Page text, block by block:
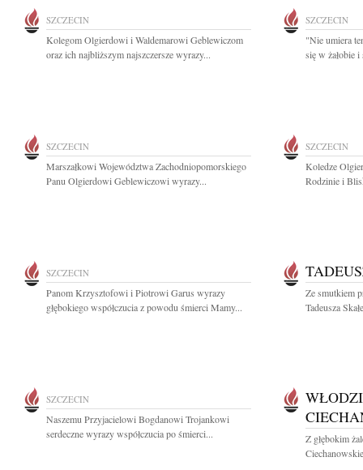
SZCZECIN
Kolegom Olgierdowi i Waldemarowi Geblewiczom
oraz ich najbliższym najszczersze wyrazy...
SZCZECIN
"Nie umiera
się w żałobie
SZCZECIN
Marszałkowi Województwa Zachodniopomorskiego
Panu Olgierdowi Geblewiczowi wyrazy...
SZCZECIN
Koledze
Rodzinie i
SZCZECIN
Panom Krzysztofowi i Piotrowi Garus wyrazy
głębokiego współczucia z powodu śmierci Mamy...
Ze smutkiem
Tadeusza
SZCZECIN
Naszemu Przyjacielowi Bogdanowi Trojankowi
serdeczne wyrazy współczucia po śmierci...
Z głębokim